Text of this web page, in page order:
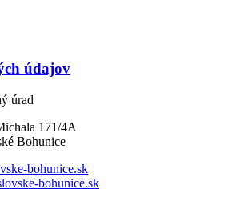
údajov
úrad
171/4A
Bohunice
bohunice.sk
bohunice.sk